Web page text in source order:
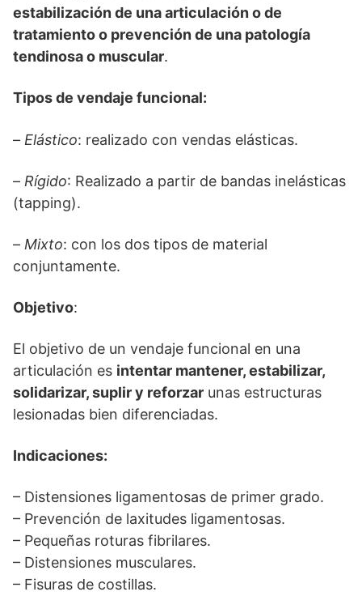
estabilización de una articulación o de
tratamiento o prevención de una patología
tendinosa o muscular.
Tipos de vendaje funcional:
– Elástico: realizado con vendas elásticas.
– Rígido: Realizado a partir de bandas inelásticas
(tapping).
– Mixto: con los dos tipos de material
conjuntamente.
Objetivo:
El objetivo de un vendaje funcional en una
articulación es intentar mantener, estabilizar,
solidarizar, suplir y reforzar unas estructuras
lesionadas bien diferenciadas.
Indicaciones:
– Distensiones ligamentosas de primer grado.
– Prevención de laxitudes ligamentosas.
– Pequeñas roturas fibrilares.
– Distensiones musculares.
– Fisuras de costillas.